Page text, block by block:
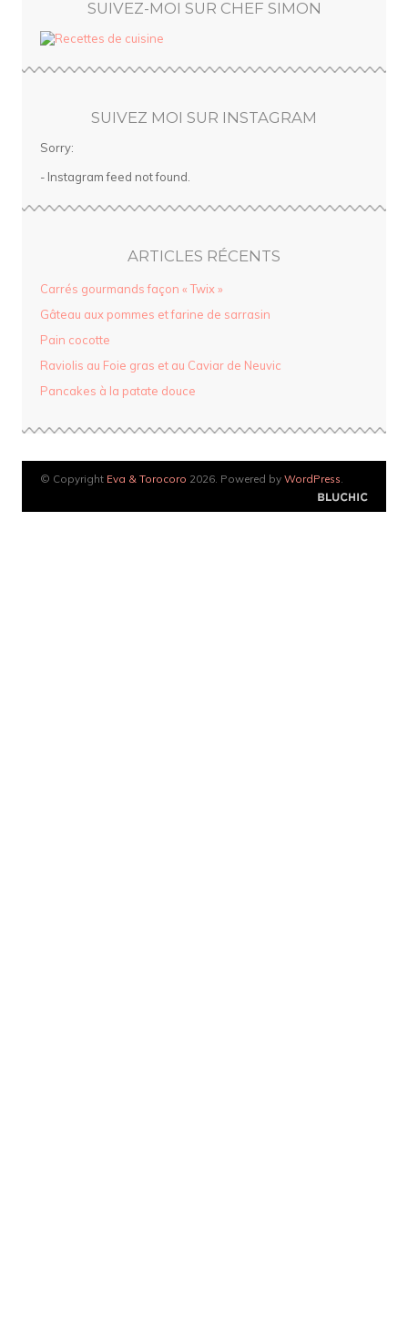
SUIVEZ-MOI SUR CHEF SIMON
SUIVEZ MOI SUR INSTAGRAM
Sorry:
- Instagram feed not found.
ARTICLES RÉCENTS
Carrés gourmands façon « Twix »
Gâteau aux pommes et farine de sarrasin
Pain cocotte
Raviolis au Foie gras et au Caviar de Neuvic
Pancakes à la patate douce
© Copyright Eva & Torocoro 2026. Powered by WordPress